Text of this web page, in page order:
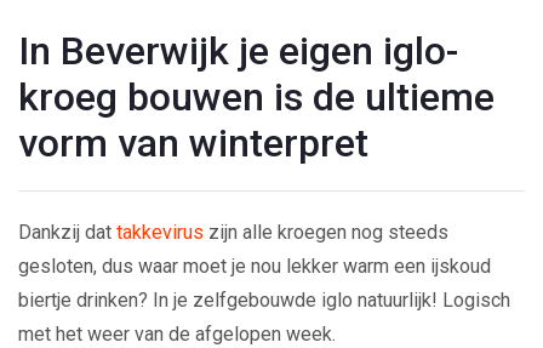
In Beverwijk je eigen iglo-
kroeg bouwen is de ultieme
vorm van winterpret
Dankzij dat takkevirus zijn alle kroegen nog steeds
gesloten, dus waar moet je nou lekker warm een ijskoud
biertje drinken? In je zelfgebouwde iglo natuurlijk! Logisch
met het weer van de afgelopen week.